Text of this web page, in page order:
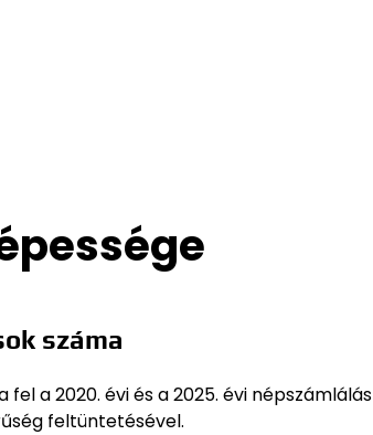
száma
a 2020. évi és a 2025. évi népszámlálás
feltüntetésével.